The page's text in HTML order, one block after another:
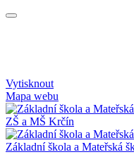
Vytisknout
Mapa webu
ZŠ a MŠ Krčín
Základní škola a Mateřská